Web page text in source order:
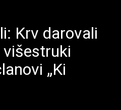
Krv darovali
„Ki